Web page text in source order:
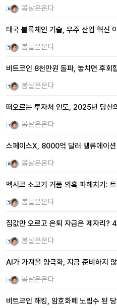
봄날은온다
태국 블록체인 기술, 우주 산업 혁신
봄날은온다
비트코인 8천만원 돌파, 놓치면 후회
봄날은온다
떠오르는 투자처 인도, 2025년 당신
봄날은온다
스페이스X, 8000억 달러 밸류에이
봄날은온다
멕시코 소고기 거품 의혹 파헤치기:
봄날은온다
집값만 오르고 은퇴 자금은 제자리?
봄날은온다
AI가 가져올 양극화, 지금 준비하지
봄날은온다
비트코인 해킹, 암호화폐 노림수 된